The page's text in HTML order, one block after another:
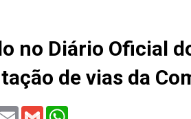
no Diário Oficial
de vias da
Email Gmail